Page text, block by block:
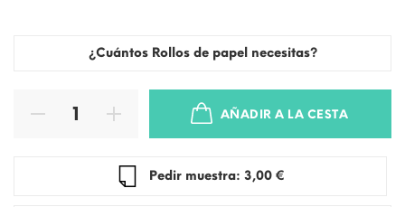
¿Cuántos Rollos de papel necesitas?
AÑADIR A LA CESTA
Pedir muestra: 3,00 €